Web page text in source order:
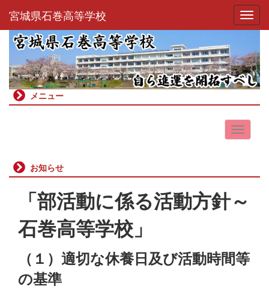
宮城県石巻高等学校
メニュー
お知らせ
「部活動に係る活動方針～
石巻高等学校」
（１）適切な休養日及び活動時間等
の基準